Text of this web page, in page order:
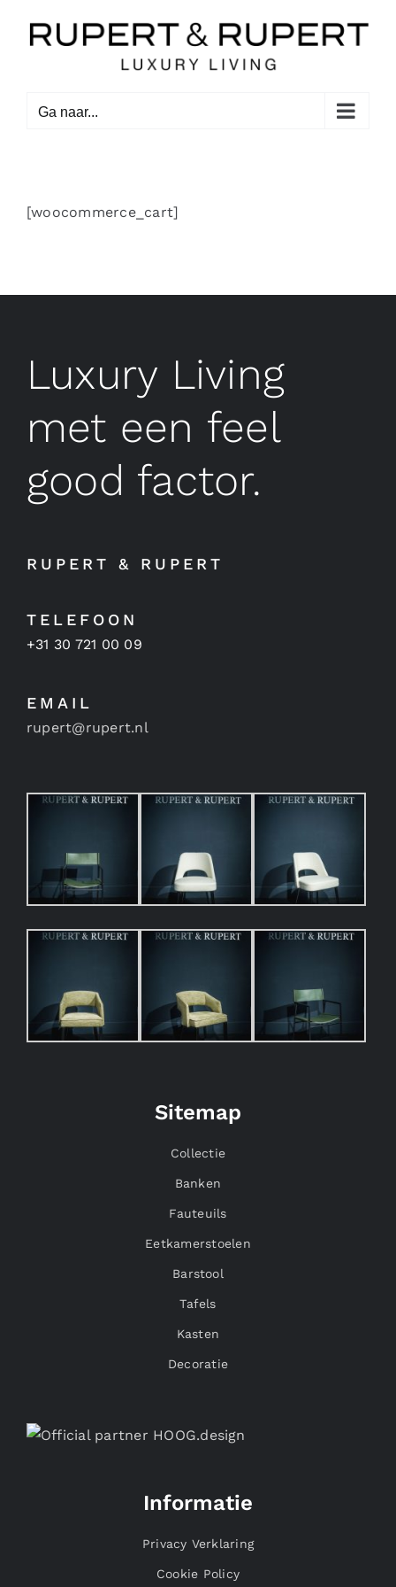
Ga naar...
[woocommerce_cart]
Luxury Living
met een feel
good factor.
RUPERT & RUPERT
TELEFOON
+31 30 721 00 09
EMAIL
rupert@rupert.nl
Sitemap
Collectie
Banken
Fauteuils
Eetkamerstoelen
Barstool
Tafels
Kasten
Decoratie
Informatie
Privacy Verklaring
Cookie Policy